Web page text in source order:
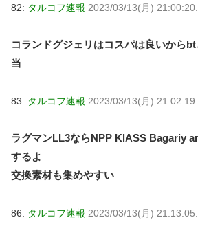
82: タルコフ速報 2023/03/13(月)
コランドグジェリはコスパは良いから
当
83: タルコフ速報 2023/03/13(月)
ラグマンLL3ならNPP KlASS Bagariy
するよ
交換素材も集めやすい
86: タルコフ速報 2023/03/13(月)